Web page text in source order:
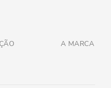
A MARCA